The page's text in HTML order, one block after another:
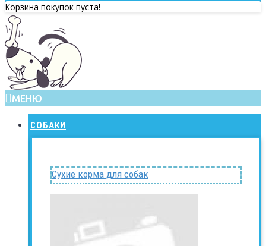
Корзина покупок пуста!
МЕНЮ
СОБАКИ
Сухие корма для собак